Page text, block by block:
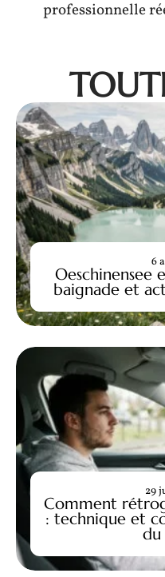
professionnelle
Oeschinensee
baignade et
6
Comment
: technique et
du
29